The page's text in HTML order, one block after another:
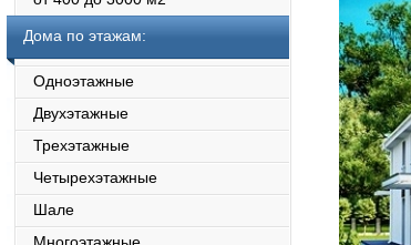
Дома по этажам:
Одноэтажные
Двухэтажные
Трехэтажные
Четырехэтажные
Шале